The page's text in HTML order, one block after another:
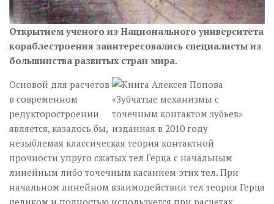
Открытием ученого из Национального университета
кораблестроения заинтересовались специалисты из
большинства развитых стран мира.
Основой для расчетов
в современном
редукторостроении
является, казалось бы,
незыблемая классическая теория контактной
прочности упруго сжатых тел Герца с начальным
линейным либо точечным касанием этих тел. При
начальном линейном взаимодействии тел теория Герца